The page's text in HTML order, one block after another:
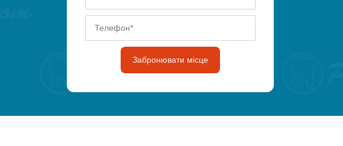
Забронювати місце